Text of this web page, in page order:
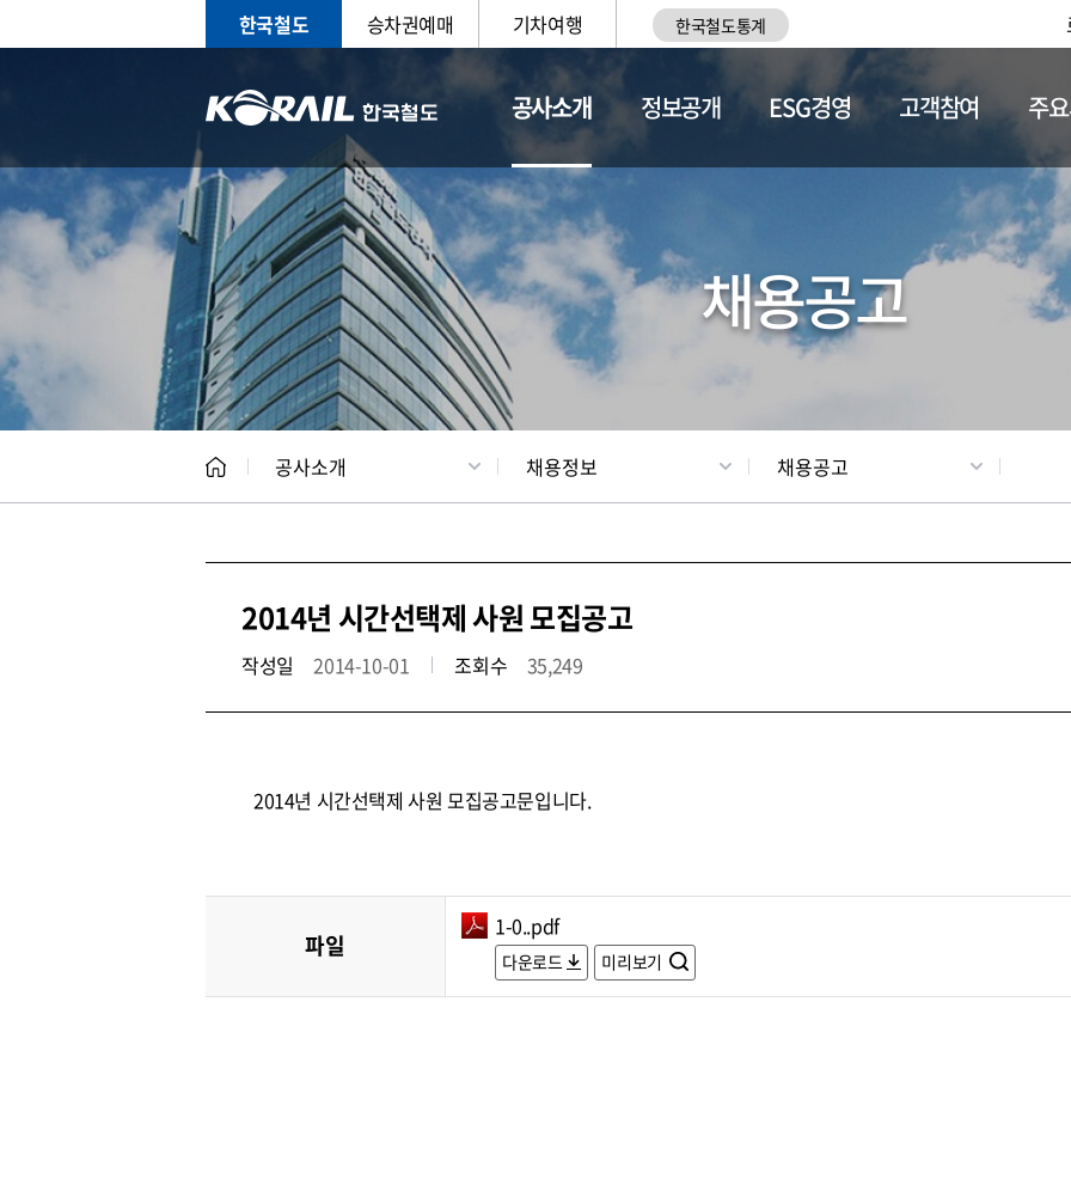
한국철도 승차권예매 기차여행 한국철도통계
공사소개
CEO 일반현황 채용정보
정보공개 ESG경영 고객참여 주
채용공고
공사소개 채용정보 채용공고
2014년 시간선택제 사원 모집공고
작성일 2014-10-01 조회수 35,249
2014년 시간선택제 사원 모집공고문입니다.
파일
1-0..pdf
다운로드 미리보기